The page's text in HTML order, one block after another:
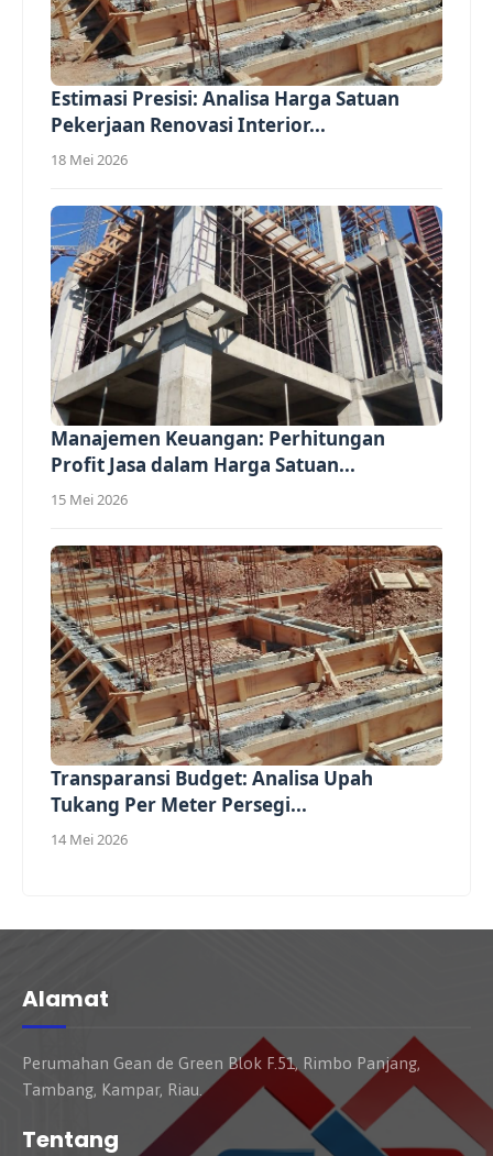
Estimasi Presisi: Analisa Harga Satuan
Pekerjaan Renovasi Interior...
18 Mei 2026
Manajemen Keuangan: Perhitungan
Profit Jasa dalam Harga Satuan...
15 Mei 2026
Transparansi Budget: Analisa Upah
Tukang Per Meter Persegi...
14 Mei 2026
Alamat
Perumahan Gean de Green Blok F.51, Rimbo Panjang,
Tambang, Kampar, Riau.
Tentang